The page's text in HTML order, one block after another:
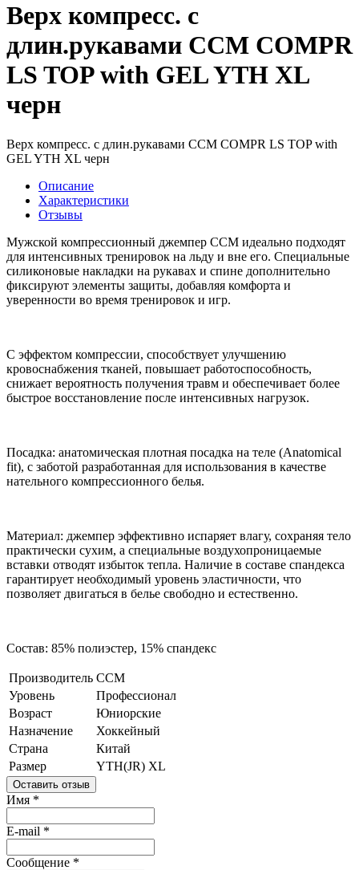
Верх компресс. с
длин.рукавами CCM COMPR
LS TOP with GEL YTH XL
черн
Верх компресс. с длин.рукавами CCM COMPR LS TOP with
GEL YTH XL черн
Описание
Характеристики
Отзывы
Мужской компрессионный джемпер CCM идеально подходят
для интенсивных тренировок на льду и вне его. Специальные
силиконовые накладки на рукавах и спине дополнительно
фиксируют элементы защиты, добавляя комфорта и
уверенности во время тренировок и игр.
С эффектом компрессии, способствует улучшению
кровоснабжения тканей, повышает работоспособность,
снижает вероятность получения травм и обеспечивает более
быстрое восстановление после интенсивных нагрузок.
Посадка: анатомическая плотная посадка на теле (Anatomical
fit), с заботой разработанная для использования в качестве
нательного компрессионного белья.
Материал: джемпер эффективно испаряет влагу, сохраняя тело
практически сухим, а специальные воздухопроницаемые
вставки отводят избыток тепла. Наличие в составе спандекса
гарантирует необходимый уровень эластичности, что
позволяет двигаться в белье свободно и естественно.
Состав: 85% полиэстер, 15% спандекс
Производитель CCM
Уровень
Профессионал
Возраст
Юниорские
Назначение
Хоккейный
Страна
Китай
Размер
YTH(JR) XL
Оставить отзыв
Имя *
E-mail *
Сообщение *